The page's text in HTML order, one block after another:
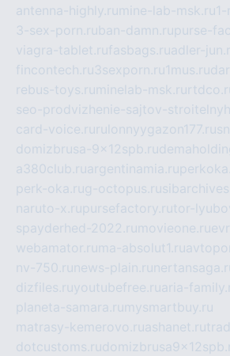
antenna-highly.ru mine-lab-msk.ru
3-sex-porn.ruban-damn.rupurse-
viagra-tablet.rufasbags.ruadler-
fincontech.ru3sexporn.ru1mus.ru
rebus-toys.ru minelab-msk.ru
seo-prodvizhenie-sajtov-
card-voice.ru rulonnyygazon177.ru
domizbrusa-9x12spb.ru
a380club.ruargentinamia.ru
perk-oka.rug-octopus.ru
naruto-x.rupursefactory.rutor-
spayderhed-2022.ru movieone.ru
webamator.ru ma-absolut1.ru
nv-750.ru news-plain.ru
dizfiles.ruyoutubefree.ruaria-
planeta-samara.ru mysmartbuy.ru
matrasy-kemerovo.ruashanet.ru
dotcustoms.ru